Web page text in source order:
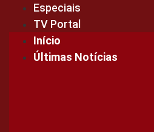
Especiais
TV Portal
Início
Últimas Notícias